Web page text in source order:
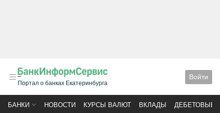
Портал о банках Екатеринбурга
Войти
БАНКИ НОВОСТИ КУРСЫ ВАЛЮТ ВКЛАДЫ ДЕБЕТОВЫЕ